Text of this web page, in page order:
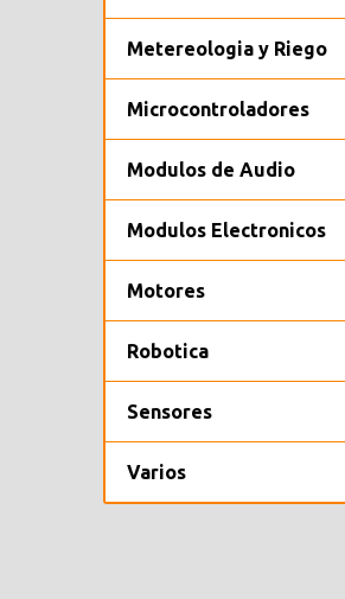
Metereologia y Riego
Microcontroladores
Modulos de Audio
Modulos Electronicos
Motores
Robotica
Sensores
Varios